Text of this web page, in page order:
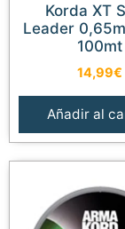
Korda XT Snag
Leader
100mt
14,99€
Añadir al